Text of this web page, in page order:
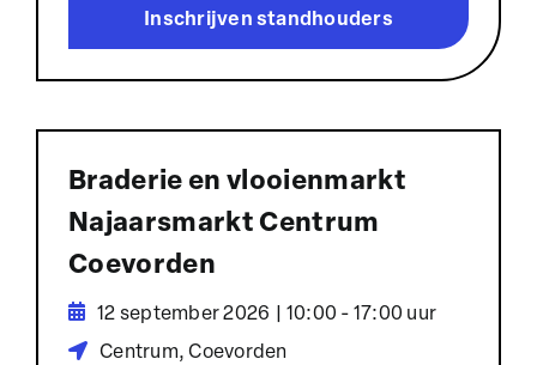
Inschrijven standhouders
Braderie en vlooienmarkt
Najaarsmarkt Centrum
Coevorden
12 september 2026 | 10:00 - 17:00 uur
Centrum, Coevorden